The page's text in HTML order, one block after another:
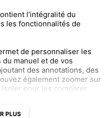
l’intégralité du
les fonctionnalités de
de personnaliser les
manuel et de vos
des annotations, des
également zoomer sur
pour les comparer.
PLUS